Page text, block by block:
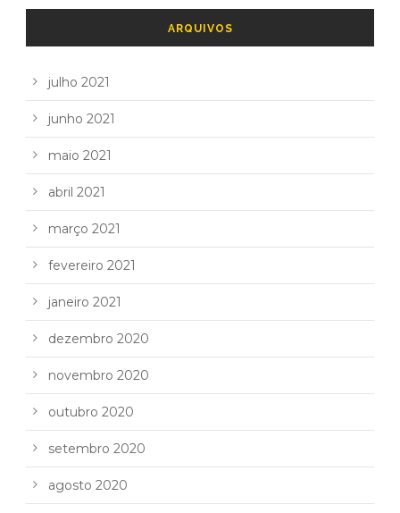
ARQUIVOS
julho 2021
junho 2021
maio 2021
abril 2021
março 2021
fevereiro 2021
janeiro 2021
dezembro 2020
novembro 2020
outubro 2020
setembro 2020
agosto 2020